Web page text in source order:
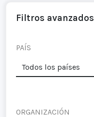
Filtros avanzados
PAÍS
ORGANIZACIÓN